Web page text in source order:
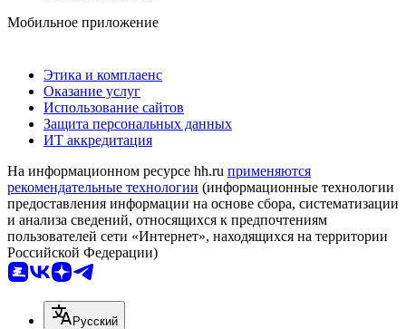
Мобильное приложение
Этика и комплаенс
Оказание услуг
Использование сайтов
Защита персональных данных
ИТ аккредитация
На информационном ресурсе hh.ru применяются
рекомендательные технологии (информационные технологии
предоставления информации на основе сбора, систематизации
и анализа сведений, относящихся к предпочтениям
пользователей сети «Интернет», находящихся на территории
Российской Федерации)
Русский